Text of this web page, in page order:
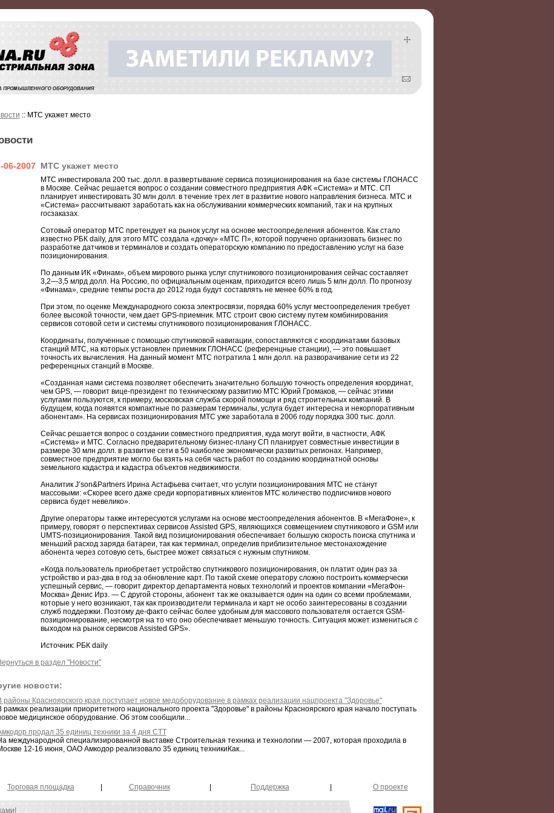
:: МТС укажет место
06-2007 МТС укажет место
МТС инвестировала 200 тыс. долл. в развертывание сервиса позиционирования на базе системы ГЛОНАСС
в Москве. Сейчас решается вопрос о создании совместного предприятия АФК «Система» и МТС. СП
планирует инвестировать 30 млн долл. в течение трех лет в развитие нового направления бизнеса. МТС и
«Система» рассчитывают заработать как на обслуживании коммерческих компаний, так и на крупных
госзаказах.
Сотовый оператор МТС претендует на рынок услуг на основе местоопределения абонентов. Как стало
известно РБК daily, для этого МТС создала «дочку» «МТС П», которой поручено организовать бизнес по
разработке датчиков и терминалов и создать операторскую компанию по предоставлению услуг на базе
позиционирования.
По данным ИК «Финам», объем мирового рынка услуг спутникового позиционирования сейчас составляет
3,2—3,5 млрд долл. На Россию, по официальным оценкам, приходится всего лишь 5 млн долл. По прогнозу
«Финама», средние темпы роста до 2012 года будут составлять не менее 60% в год.
При этом, по оценке Международного союза электросвязи, порядка 60% услуг местоопределения требует
более высокой точности, чем дает GPS-приемник. МТС строит свою систему путем комбинирования
сервисов сотовой сети и системы спутникового позиционирования ГЛОНАСС.
Координаты, полученные с помощью спутниковой навигации, сопоставляются с координатами базовых
станций МТС, на которых установлен приемник ГЛОНАСС (референцные станции), — это повышает
точность их вычисления. На данный момент МТС потратила 1 млн долл. на разворачивание сети из 22
референцных станций в Москве.
«Созданная нами система позволяет обеспечить значительно большую точность определения координат,
чем GPS, — говорит вице-президент по техническому развитию МТС Юрий Громаков, — сейчас этими
услугами пользуются, к примеру, московская служба скорой помощи и ряд строительных компаний. В
будущем, когда появятся компактные по размерам терминалы, услуга будет интересна и некорпоративным
абонентам». На сервисах позиционирования МТС уже заработала в 2006 году порядка 300 тыс. долл.
Сейчас решается вопрос о создании совместного предприятия, куда могут войти, в частности, АФК
«Система» и МТС. Согласно предварительному бизнес-плану СП планирует совместные инвестиции в
размере 30 млн долл. в развитие сети в 50 наиболее экономически развитых регионах. Например,
совместное предприятие могло бы взять на себя часть работ по созданию координатной основы
земельного кадастра и кадастра объектов недвижимости.
Аналитик J’son&Partners Ирина Астафьева считает, что услуги позиционирования МТС не станут
массовыми: «Скорее всего даже среди корпоративных клиентов МТС количество подписчиков нового
сервиса будет невелико».
Другие операторы также интересуются услугами на основе местоопределения абонентов. В «МегаФоне», к
примеру, говорят о перспективах сервисов Assisted GPS, являющихся совмещением спутникового и GSM или
UMTS-позиционирования. Такой вид позиционирования обеспечивает большую скорость поиска спутника и
меньший расход заряда батареи, так как терминал, определив приблизительное местонахождение
абонента через сотовую сеть, быстрее может связаться с нужным спутником.
«Когда пользователь приобретает устройство спутникового позиционирования, он платит один раз за
устройство и раз-два в год за обновление карт. По такой схеме оператору сложно построить коммерчески
успешный сервис, — говорит директор департамента новых технологий и проектов компании «МегаФон-
Москва» Денис Ирз. — С другой стороны, абонент так же оказывается один на один со всеми проблемами,
которые у него возникают, так как производители терминала и карт не особо заинтересованы в создании
служб поддержки. Поэтому де-факто сейчас более удобным для массового пользователя остается GSM-
позиционирование, несмотря на то что оно обеспечивает меньшую точность. Ситуация может измениться с
выходом на рынок сервисов Assisted GPS».
Источник: РБК daily
в раздел "Новости"
новости:
районы Красноярского края поступает новое медоборудование в рамках реализации нацпроекта "Здоровье"
рамках реализации приоритетного национального проекта "Здоровье" в районы Красноярского края начало поступать
медицинское оборудование. Об этом сообщили...
продал 35 единиц техники за 4 дня СТТ
международной специализированной выставке Строительная техника и технологии — 2007, которая проходила в
12-16 июня, ОАО Амкодор реализовало 35 единиц техникиКак...
Торговая площадка Справочник Поддержка О проекте